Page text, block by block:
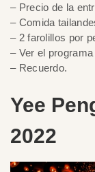
– Precio de la
– Comida
– 2 farolillos por
– Ver el
– Recuerdo.
Yee
2022